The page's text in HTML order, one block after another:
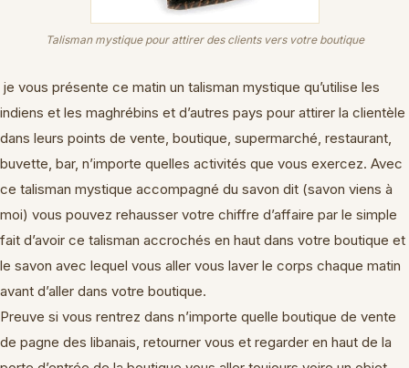
Talisman mystique pour attirer des clients vers votre boutique
je vous présente ce matin un talisman mystique qu’utilise les
indiens et les maghrébins et d’autres pays pour attirer la clientèle
dans leurs points de vente, boutique, supermarché, restaurant,
buvette, bar, n’importe quelles activités que vous exercez. Avec
ce talisman mystique accompagné du savon dit (savon viens à
moi) vous pouvez rehausser votre chiffre d’affaire par le simple
fait d’avoir ce talisman accrochés en haut dans votre boutique et
le savon avec lequel vous aller vous laver le corps chaque matin
avant d’aller dans votre boutique.
Preuve si vous rentrez dans n’importe quelle boutique de vente
de pagne des libanais, retourner vous et regarder en haut de la